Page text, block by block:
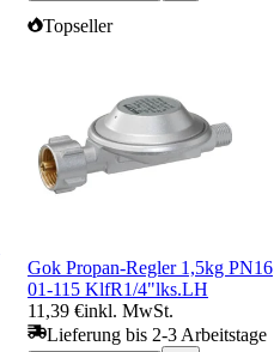
Topseller
Gok Propan-Regler 1,5kg PN16
01-115 KlfR1/4"lks.LH
11,39 €inkl. MwSt.
Lieferung bis 2-3 Arbeitstage